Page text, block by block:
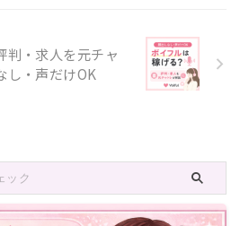
判・求人を元チャ
し・声だけOK